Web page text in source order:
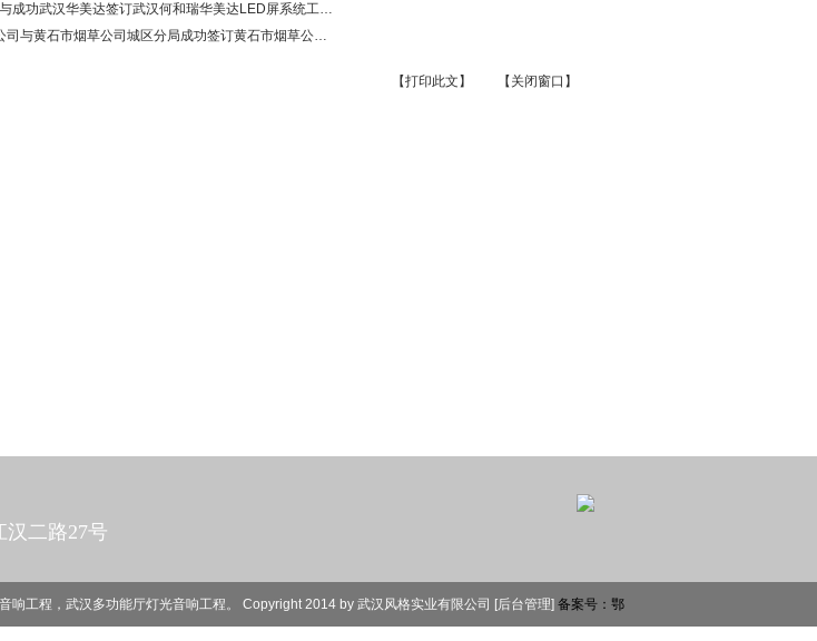
成功武汉华美达签订武汉何和瑞华美达LED屏系统工…
司与黄石市烟草公司城区分局成功签订黄石市烟草公…
【打印此文】 【关闭窗口】
二路27号
响工程，武汉多功能厅灯光音响工程。 Copyright 2014 by 武汉风格实业有限公司 [后台管理] 备案号：鄂